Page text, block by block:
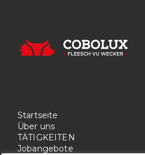
Startseite
Über uns
TÄTIGKEITEN
Jobangebote